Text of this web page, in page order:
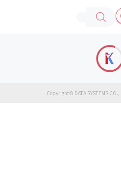
Copyright© DATA SYSTEMS